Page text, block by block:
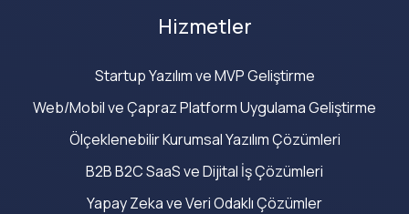
Hizmetler
Startup Yazılım ve MVP Geliştirme
Web/Mobil ve Çapraz Platform Uygulama Geliştirme
Ölçeklenebilir Kurumsal Yazılım Çözümleri
B2B B2C SaaS ve Dijital İş Çözümleri
Yapay Zeka ve Veri Odaklı Çözümler